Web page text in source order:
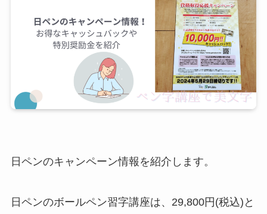
日ペンのキャンペーン情報を紹介します。
日ペンのボールペン習字講座は、29,800円(税込)と